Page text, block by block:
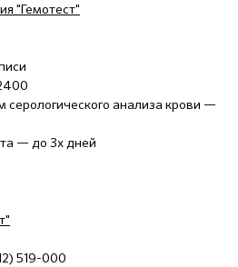
"Гемотест"
анализа крови —
— до 3х дней
519-000